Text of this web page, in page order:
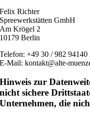
Felix Richter
Spreewerkstätten GmbH
Am Krögel 2
10179 Berlin
Telefon: +49 30 / 982 94140
E-Mail: kontakt@alte-
Hinweis zur
nicht sichere
Unternehmen, die